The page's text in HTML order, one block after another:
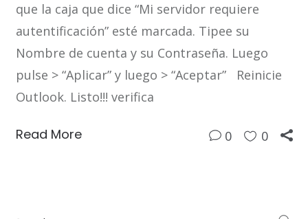
que la caja que dice “Mi servidor requiere
autentificación” esté marcada. Tipee su
Nombre de cuenta y su Contraseña. Luego
pulse > “Aplicar” y luego > “Aceptar” Reinicie
Outlook. Listo!!! verifica
Read More 0 0